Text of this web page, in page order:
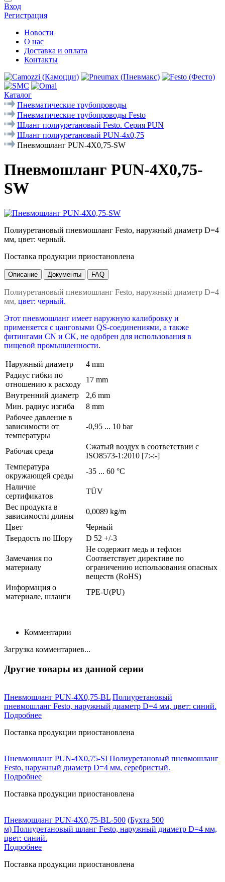
Вход
Регистрация
Новости
О нас
Доставка и оплата
Контакты
Каталог
Пневматические трубопроводы
Пневматические трубопроводы Festo
Шланг полиуретановый Festo. Серия PUN
Шланг полиуретановый PUN-4x0,75
Пневмошланг PUN-4X0,75-SW
Пневмошланг PUN-4X0,75-
SW
Полиуретановый пневмошланг Festo, наружный диаметр D=4
мм, цвет: черный.
Поставка продукции приостановлена
Описание Документы FAQ
Полиуретановый пневмошланг Festo, наружный диаметр D=4
мм, цвет: черный.
Этот пневмошланг имеет наружную калибровку и
применяется с цанговыми QS-соединениями, а также
фитингами CN и CK, не одобрен для использования в
пищевой промышленности.
Наружный диаметр
4 mm
Радиус гибки по
отношению к расходу
17 mm
Внутренний диаметр
2,6 mm
Мин. радиус изгиба
8 mm
Рабочее давление в
зависимости от
температуры
-0,95 ... 10 bar
Рабочая среда
Сжатый воздух в соответствии с
ISO8573-1:2010 [7:-:-]
Температура
окружающей среды
-35 ... 60 °C
Наличие
сертификатов
TÜV
Вес продукта в
зависимости длины
0,0089 kg/m
Цвет
Черный
Твердость по Шору
D 52 +/-3
Замечания по
материалу
Не содержит медь и тефлон
Соответствует директиве по
ограничению использования опасных
веществ (RoHS)
Информация о
материале, шланги
TPE-U(PU)
Комментарии
Загрузка комментариев...
Другие товары из данной серии
Пневмошланг PUN-4X0,75-BL Полиуретановый
пневмошланг Festo, наружный диаметр D=4 мм, цвет: синий.
Подробнее
Поставка продукции приостановлена
Пневмошланг PUN-4X0,75-SI Полиуретановый пневмошланг
Festo, наружный диаметр D=4 мм, серебристый.
Подробнее
Поставка продукции приостановлена
Пневмошланг PUN-4X0,75-BL-500 (Бухта 500
м) Полиуретановый шланг Festo, наружный диаметр D=4 мм,
цвет: синий.
Подробнее
Поставка продукции приостановлена